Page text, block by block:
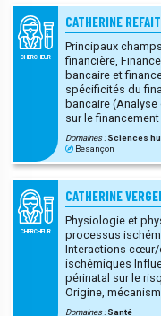
CHERCHEUR
CATHERINE
Principaux champs
financière, Financement des entreprises (financement
bancaire et
spécificités du
bancaire
sur le
financiers), Rôle de la transparence dans les relations
financières
banques), Financement de la transition agroécologique.
des modèles économétriques,
de banques,
majoritairement
(publiques ou
Démarche
fondées sur la
hypothèses
Domaines :Sciences
Besançon
CHERCHEUR
CATHERINE
Physiologie et
processus
Interactions cœur/
ischémiques Influence de l’environnement nutritionnel
périnatal sur le
Origine,
physiopathologie
Domaines :Santé